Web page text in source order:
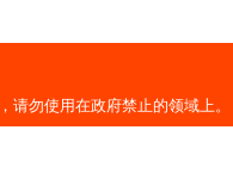
请勿使用在政府禁止的领域上。